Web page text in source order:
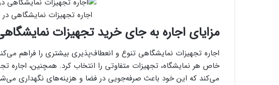
اجاره تجهیزات نمایشگاهی در
مزایای اجاره به جای خرید تجهیزات
اجاره تجهیزات نمایشگاهی تنوع و انعطاف‌پذیری بیشتری را فراهم
خاص هر نمایشگاه، تجهیزات متفاوتی را انتخاب کرد. همچنین، اجاره
می‌کند که این خود باعث صرفه‌جویی در فضا و هزینه‌های نگهداری